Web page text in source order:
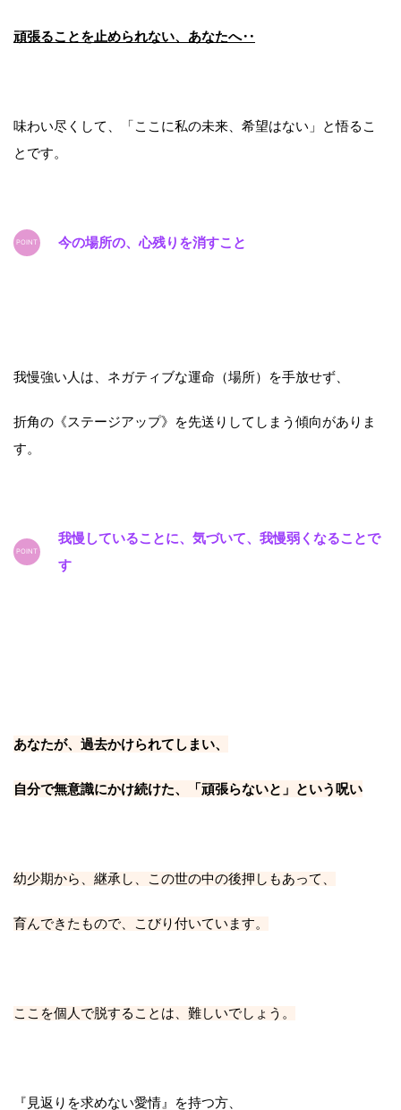
頑張ることを止められない、あなたへ‥
味わい尽くして、「ここに私の未来、希望はない」と悟るこ
とです。
今の場所の、心残りを消すこと
我慢強い人は、ネガティブな運命（場所）を手放せず、
折角の《ステージアップ》を先送りしてしまう傾向がありま
す。
我慢していることに、気づいて、我慢弱くなることで
す
あなたが、 過去かけられてしまい、
自分で無意識にかけ続けた、 「頑張らないと」という呪い
幼少期から、継承し、この世の中の後押しもあって、
育んできたもので、こびり付いています。
ここを個人で脱することは、難しいでしょう。
『見返りを求めない愛情』を持つ方、